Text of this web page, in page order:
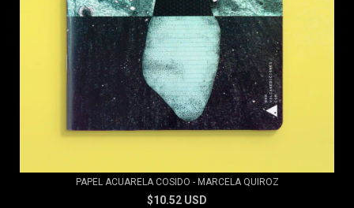
PAPEL ACUARELA COSIDO - MARCELA QUIROZ
$10.52 USD